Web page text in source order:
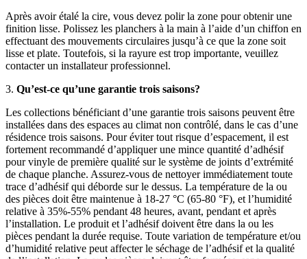
Après avoir étalé la cire, vous devez polir la zone pour obtenir une
finition lisse. Polissez les planchers à la main à l’aide d’un chiffon en
effectuant des mouvements circulaires jusqu’à ce que la zone soit
lisse et plate. Toutefois, si la rayure est trop importante, veuillez
contacter un installateur professionnel.
3. Qu’est-ce qu’une garantie trois saisons?
Les collections bénéficiant d’une garantie trois saisons peuvent être
installées dans des espaces au climat non contrôlé, dans le cas d’une
résidence trois saisons. Pour éviter tout risque d’espacement, il est
fortement recommandé d’appliquer une mince quantité d’adhésif
pour vinyle de première qualité sur le système de joints d’extrémité
de chaque planche. Assurez-vous de nettoyer immédiatement toute
trace d’adhésif qui déborde sur le dessus. La température de la ou
des pièces doit être maintenue à 18-27 °C (65-80 °F), et l’humidité
relative à 35%-55% pendant 48 heures, avant, pendant et après
l’installation. Le produit et l’adhésif doivent être dans la ou les
pièces pendant la durée requise. Toute variation de température et/ou
d’humidité relative peut affecter le séchage de l’adhésif et la qualité